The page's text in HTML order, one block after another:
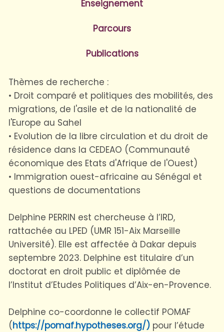
Enseignement
Parcours
Publications
Thèmes de recherche :
• Droit comparé et politiques des mobilités, des
migrations, de l'asile et de la nationalité de
l'Europe au Sahel
• Evolution de la libre circulation et du droit de
résidence dans la CEDEAO (Communauté
économique des Etats d'Afrique de l'Ouest)
• Immigration ouest-africaine au Sénégal et
questions de documentations
Delphine PERRIN est chercheuse à l’IRD,
rattachée au LPED (UMR 151-Aix Marseille
Université). Elle est affectée à Dakar depuis
septembre 2023. Delphine est titulaire d’un
doctorat en droit public et diplômée de
l’Institut d’Etudes Politiques d’Aix-en-Provence.
Delphine co-coordonne le collectif POMAF
(https://pomaf.hypotheses.org/) pour l’étude